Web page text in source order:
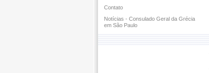
Contato
Notícias - Consulado Geral da Grécia
em São Paulo